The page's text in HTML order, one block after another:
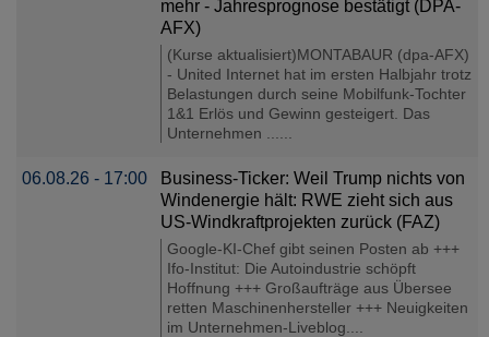
mehr - Jahresprognose bestätigt (DPA-
AFX)
(Kurse aktualisiert)MONTABAUR (dpa-AFX)
- United Internet hat im ersten Halbjahr trotz
Belastungen durch seine Mobilfunk-Tochter
1&1 Erlös und Gewinn gesteigert. Das
Unternehmen ......
06.08.26 - 17:00
Business-Ticker: Weil Trump nichts von
Windenergie hält: RWE zieht sich aus
US-Windkraftprojekten zurück (FAZ)
Google-KI-Chef gibt seinen Posten ab +++
Ifo-Institut: Die Autoindustrie schöpft
Hoffnung +++ Großaufträge aus Übersee
retten Maschinenhersteller +++ Neuigkeiten
im Unternehmen-Liveblog....